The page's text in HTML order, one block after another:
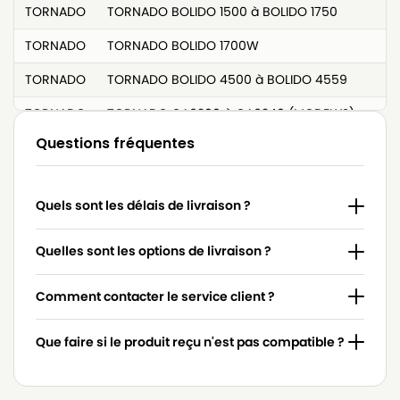
TORNADO
TORNADO BOLIDO 1500 à BOLIDO 1750
TORNADO
TORNADO BOLIDO 1700W
TORNADO
TORNADO BOLIDO 4500 à BOLIDO 4559
TORNADO
TORNADO CA6200 à CA6240 (MODELYS)
TORNADO
TORNADO CALYPSO (SERIE)
TORNADO
TORNADO EASY GO
TORNADO
TORNADO EASY GO TOEG41IW
TORNADO
TORNADO ELEGANCE
TORNADO
TORNADO EQUIPT
TORNADO
TORNADO EQUIPT TOEQ15
Questions fréquentes
Quels sont les délais de livraison ?
Quelles sont les options de livraison ?
Comment contacter le service client ?
Que faire si le produit reçu n'est pas compatible ?